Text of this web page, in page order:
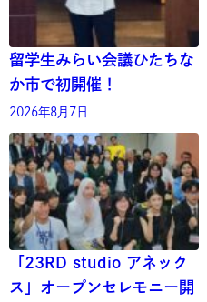
留学生みらい会議ひたちな
か市で初開催！
2026年8月7日
「23RD studio アネック
ス」オープンセレモニー開